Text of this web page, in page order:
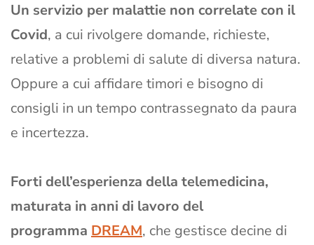
Un servizio per malattie non correlate con il
Covid, a cui rivolgere domande, richieste,
relative a problemi di salute di diversa natura.
Oppure a cui affidare timori e bisogno di
consigli in un tempo contrassegnato da paura
e incertezza.
Forti dell’esperienza della telemedicina,
maturata in anni di lavoro del
programma DREAM, che gestisce decine di